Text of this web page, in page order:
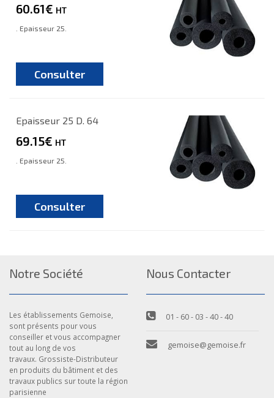
60.61€ HT
. Epaisseur 25.
Consulter
Epaisseur 25 D. 64
69.15€ HT
. Epaisseur 25.
Consulter
Notre Société
Les établissements Gemoise,
sont présents pour vous
conseiller et vous accompagner
tout au long de vos
travaux. Grossiste-Distributeur
en produits du bâtiment et des
travaux publics sur toute la région
parisienne
Nous Contacter
01 - 60 - 03 - 40 - 40
gemoise@gemoise.fr